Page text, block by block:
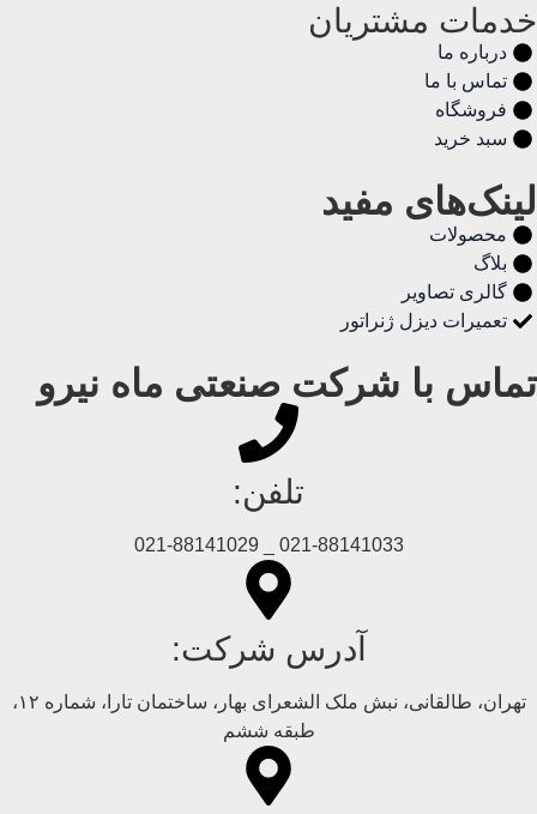
خدمات مشتریان
درباره ما
تماس با ما
فروشگاه
سبد خرید
لینک‌های مفید
محصولات
بلاگ
گالری تصاویر
تعمیرات دیزل ژنراتور
تماس با شرکت صنعتی ماه نیرو
تلفن:
021-88141033 _ 021-88141029
آدرس شرکت:
تهران، طالقانی، نبش ملک الشعرای بهار، ساختمان تارا، شماره ۱۲،
طبقه ششم